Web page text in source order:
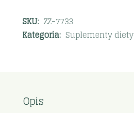
SKU: ZZ-7733
Kategoria: Suplementy diety
Opis